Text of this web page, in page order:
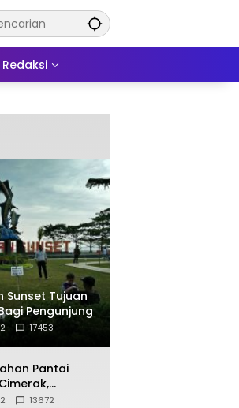
Redaksi
Sunset Tujuan
Pengunjung
17453
Pantai
13672